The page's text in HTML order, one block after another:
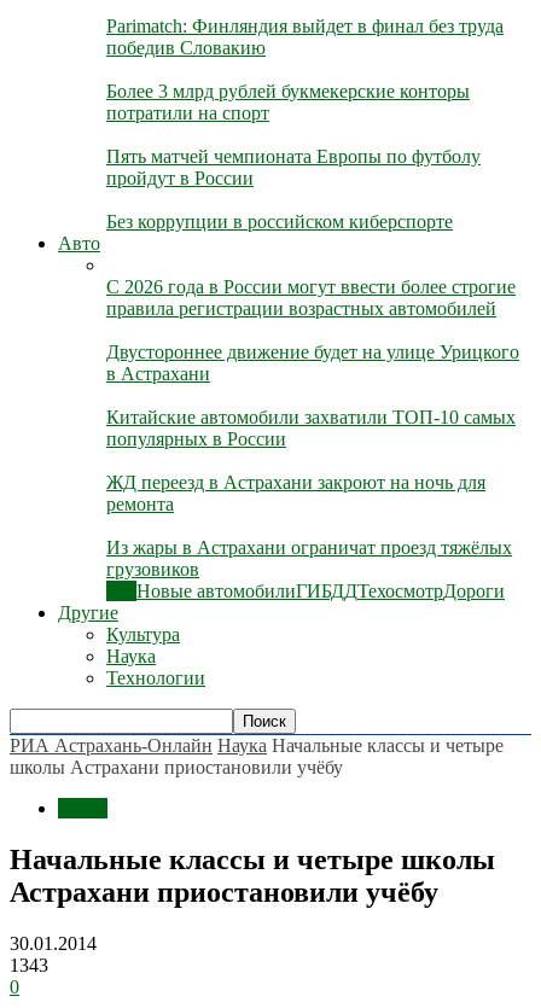
Parimatch: Финляндия выйдет в финал без труда
победив Словакию
Более 3 млрд рублей букмекерские конторы
потратили на спорт
Пять матчей чемпионата Европы по футболу
пройдут в России
Без коррупции в российском киберспорте
Авто
С 2026 года в России могут ввести более строгие
правила регистрации возрастных автомобилей
Двустороннее движение будет на улице Урицкого
в Астрахани
Китайские автомобили захватили ТОП-10 самых
популярных в России
ЖД переезд в Астрахани закроют на ночь для
ремонта
Из жары в Астрахани ограничат проезд тяжёлых
грузовиков
Новые автомобилиГИБДДТехосмотрДороги
Другие
Культура
Наука
Технологии
РИА Астрахань-Онлайн Наука Начальные классы и четыре
школы Астрахани приостановили учёбу
Начальные классы и четыре школы
Астрахани приостановили учёбу
30.01.2014
1343
0